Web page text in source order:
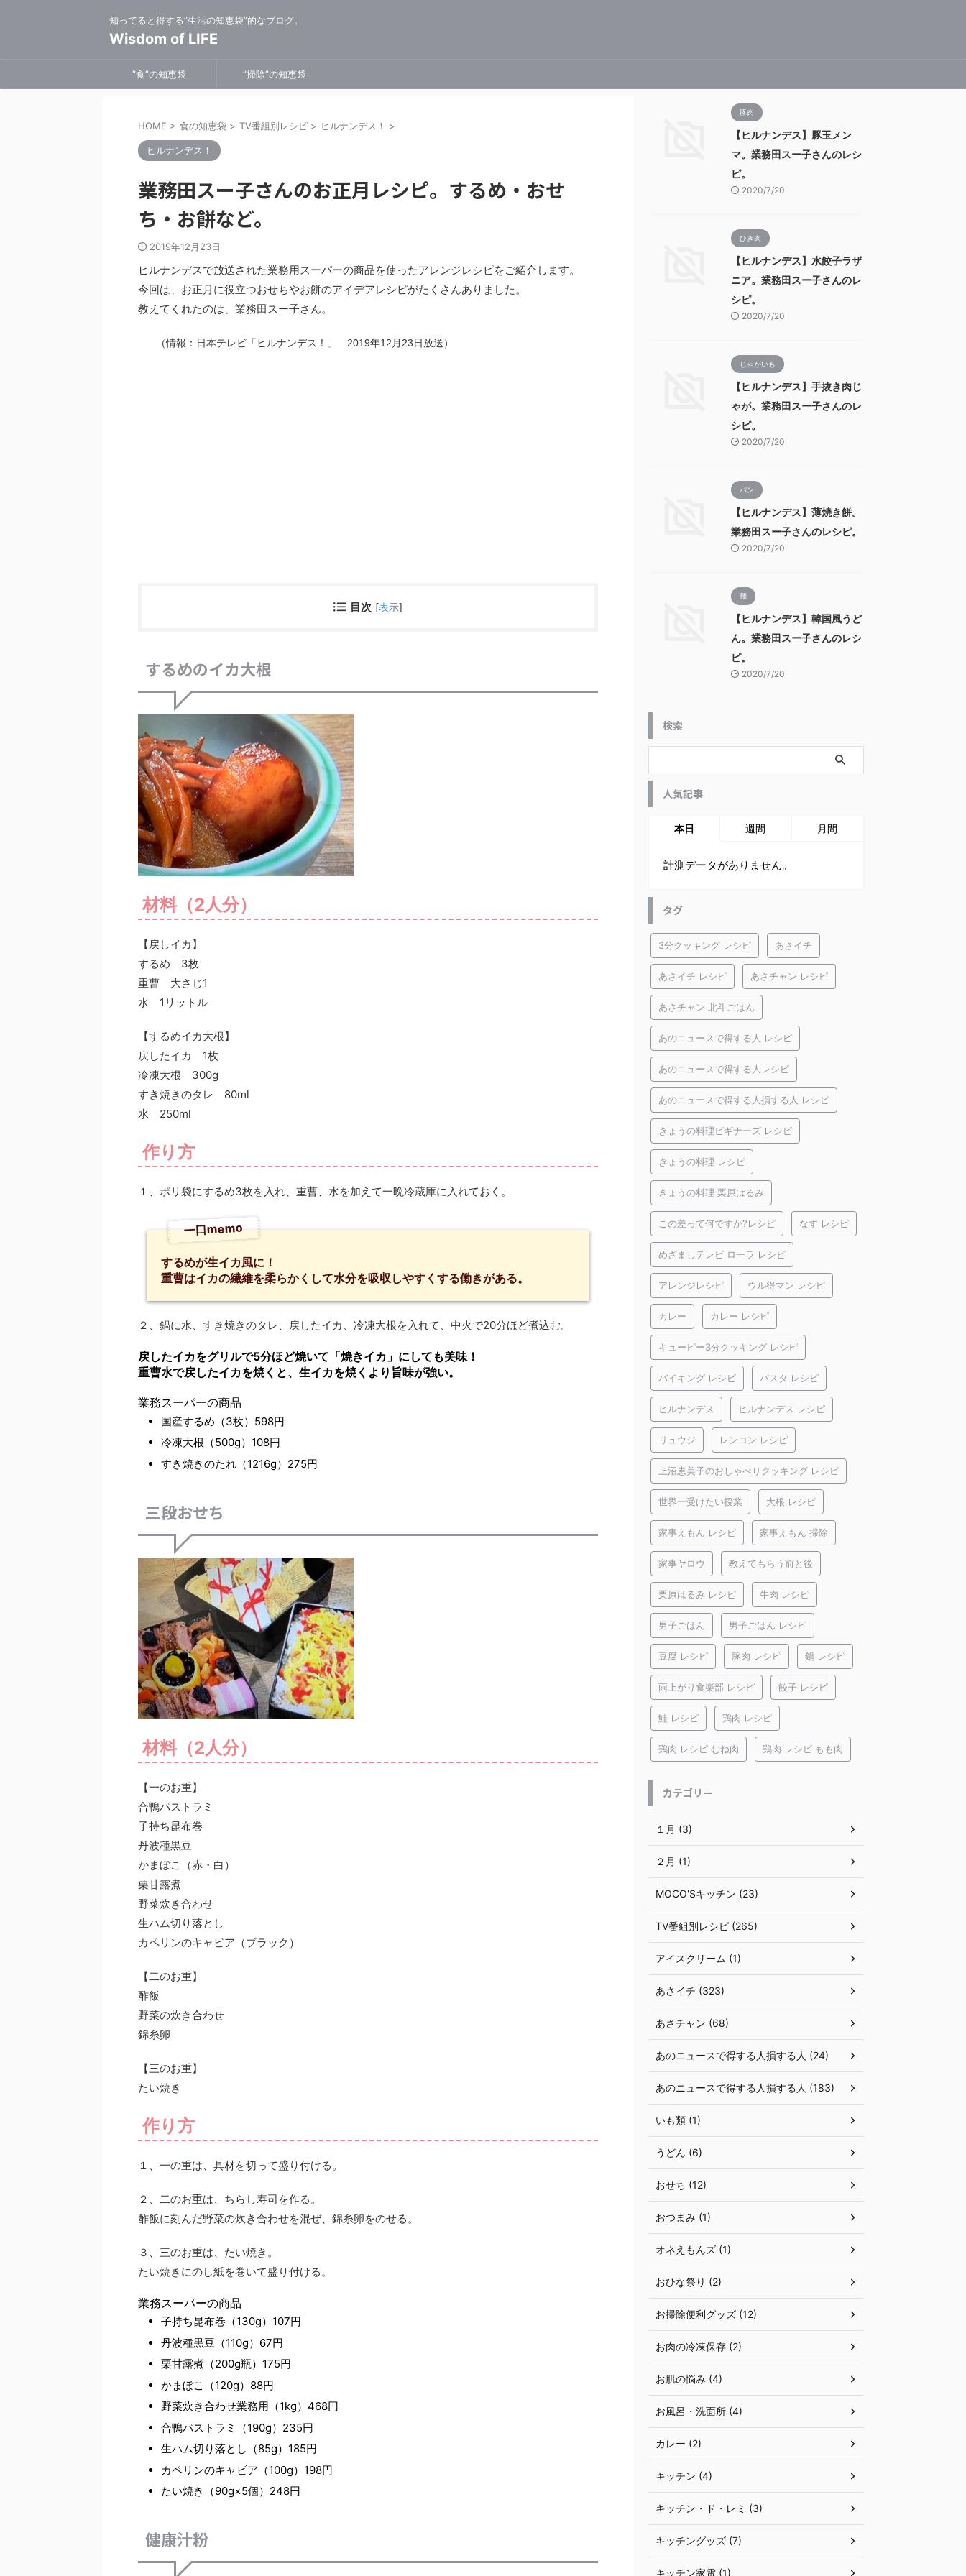
知ってると得する”生活の知恵袋”的なブログ。
Wisdom of LIFE
”食”の知恵袋 ”掃除”の知恵袋
HOME > 食の知恵袋 > TV番組別レシピ > ヒルナンデス！ >
ヒルナンデス！
業務田スー子さんのお正月レシピ。するめ・おせ
ち・お餅など。
2019年12月23日
ヒルナンデスで放送された業務用スーパーの商品を使ったアレンジレシピをご紹介します。
今回は、お正月に役立つおせちやお餅のアイデアレシピがたくさんありました。
教えてくれたのは、業務田スー子さん。
（情報：日本テレビ「ヒルナンデス！」 2019年12月23日放送）
目次 [表示]
するめのイカ大根
材料（2人分）
【戻しイカ】
するめ 3枚
重曹 大さじ1
水 1リットル
【するめイカ大根】
戻したイカ 1枚
冷凍大根 300g
すき焼きのタレ 80ml
水 250ml
作り方
１、ポリ袋にするめ3枚を入れ、重曹、水を加えて一晩冷蔵庫に入れておく。
一口memo
するめが生イカ風に！
重曹はイカの繊維を柔らかくして水分を吸収しやすくする働きがある。
２、鍋に水、すき焼きのタレ、戻したイカ、冷凍大根を入れて、中火で20分ほど煮込む。
戻したイカをグリルで5分ほど焼いて「焼きイカ」にしても美味！
重曹水で戻したイカを焼くと、生イカを焼くより旨味が強い。
業務スーパーの商品
国産するめ（3枚）598円
冷凍大根（500g）108円
すき焼きのたれ（1216g）275円
三段おせち
材料（2人分）
【一のお重】
合鴨パストラミ
子持ち昆布巻
丹波種黒豆
かまぼこ（赤・白）
栗甘露煮
野菜炊き合わせ
生ハム切り落とし
カペリンのキャビア（ブラック）
【二のお重】
酢飯
野菜の炊き合わせ
錦糸卵
【三のお重】
たい焼き
作り方
１、一の重は、具材を切って盛り付ける。
２、二のお重は、ちらし寿司を作る。
酢飯に刻んだ野菜の炊き合わせを混ぜ、錦糸卵をのせる。
３、三のお重は、たい焼き。
たい焼きにのし紙を巻いて盛り付ける。
業務スーパーの商品
子持ち昆布巻（130g）107円
丹波種黒豆（110g）67円
栗甘露煮（200g瓶）175円
かまぼこ（120g）88円
野菜炊き合わせ業務用（1kg）468円
合鴨パストラミ（190g）235円
生ハム切り落とし（85g）185円
カペリンのキャビア（100g）198円
たい焼き（90g×5個）248円
健康汁粉
豚肉
【ヒルナンデス】豚玉メン
マ。業務田スー子さんのレシ
ピ。
2020/7/20
ひき肉
【ヒルナンデス】水餃子ラザ
ニア。業務田スー子さんのレ
シピ。
2020/7/20
じゃがいも
【ヒルナンデス】手抜き肉じ
ゃが。業務田スー子さんのレ
シピ。
2020/7/20
パン
【ヒルナンデス】薄焼き餅。
業務田スー子さんのレシピ。
2020/7/20
麺
【ヒルナンデス】韓国風うど
ん。業務田スー子さんのレシ
ピ。
2020/7/20
検索
人気記事
本日 週間 月間
計測データがありません。
タグ
3分クッキング レシピ あさイチ
あさイチ レシピ あさチャン レシピ
あさチャン 北斗ごはん
あのニュースで得する人 レシピ
あのニュースで得する人レシピ
あのニュースで得する人損する人 レシピ
きょうの料理ビギナーズ レシピ
きょうの料理 レシピ
きょうの料理 栗原はるみ
この差って何ですか?レシピ なす レシピ
めざましテレビ ローラ レシピ
アレンジレシピ ウル得マン レシピ
カレー カレー レシピ
キューピー3分クッキング レシピ
バイキング レシピ パスタ レシピ
ヒルナンデス ヒルナンデス レシピ
リュウジ レンコン レシピ
上沼恵美子のおしゃべりクッキング レシピ
世界一受けたい授業 大根 レシピ
家事えもん レシピ 家事えもん 掃除
家事ヤロウ 教えてもらう前と後
栗原はるみ レシピ 牛肉 レシピ
男子ごはん 男子ごはん レシピ
豆腐 レシピ 豚肉 レシピ 鍋 レシピ
雨上がり食楽部 レシピ 餃子 レシピ
鮭 レシピ 鶏肉 レシピ
鶏肉 レシピ むね肉 鶏肉 レシピ もも肉
カテゴリー
１月 (3)
２月 (1)
MOCO'Sキッチン (23)
TV番組別レシピ (265)
アイスクリーム (1)
あさイチ (323)
あさチャン (68)
あのニュースで得する人損する人 (24)
あのニュースで得する人損する人 (183)
いも類 (1)
うどん (6)
おせち (12)
おつまみ (1)
オネえもんズ (1)
おひな祭り (2)
お掃除便利グッズ (12)
お肉の冷凍保存 (2)
お肌の悩み (4)
お風呂・洗面所 (4)
カレー (2)
キッチン (4)
キッチン・ド・レミ (3)
キッチングッズ (7)
キッチン家電 (1)